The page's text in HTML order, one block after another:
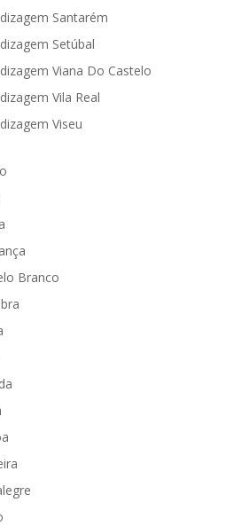
Santarém
Setúbal
Viana Do Castelo
Vila Real
Viseu
Branco